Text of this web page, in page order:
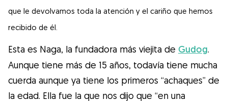
Buscar cuidadores
¿Qué es Gudog?
Gudog es la forma más fácil de encontrar y
reservar con el cuidador de perros
que le devolvamos toda la atención y el cariño que hemos
recibido de él.
Esta es Naga, la fundadora más viejita de Gudog.
Aunque tiene más de 15 años, todavía tiene mucha
cuerda aunque ya tiene los primeros “achaques” de
la edad. Ella fue la que nos dijo que “en una